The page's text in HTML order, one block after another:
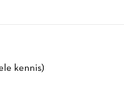
kennis)